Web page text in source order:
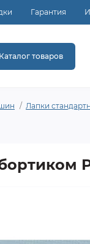
Гарантия
Каталог товаров
Лапки